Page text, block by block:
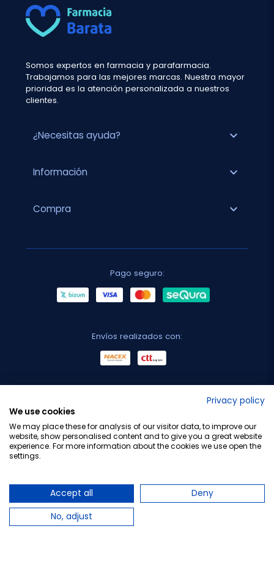
Somos expertos en farmacia y parafarmacia.
Trabajamos para las mejores marcas. Nuestra mayor
prioridad es la atención personalizada a nuestros
clientes.
¿Necesitas ayuda? expand_more
Información expand_more
Compra expand_more
Pago seguro:
Envíos realizados con:
Privacy policy
We use cookies
We may place these for analysis of our visitor data, to improve our
website, show personalised content and to give you a great website
experience. For more information about the cookies we use open the
settings.
Accept all
Deny
No, adjust